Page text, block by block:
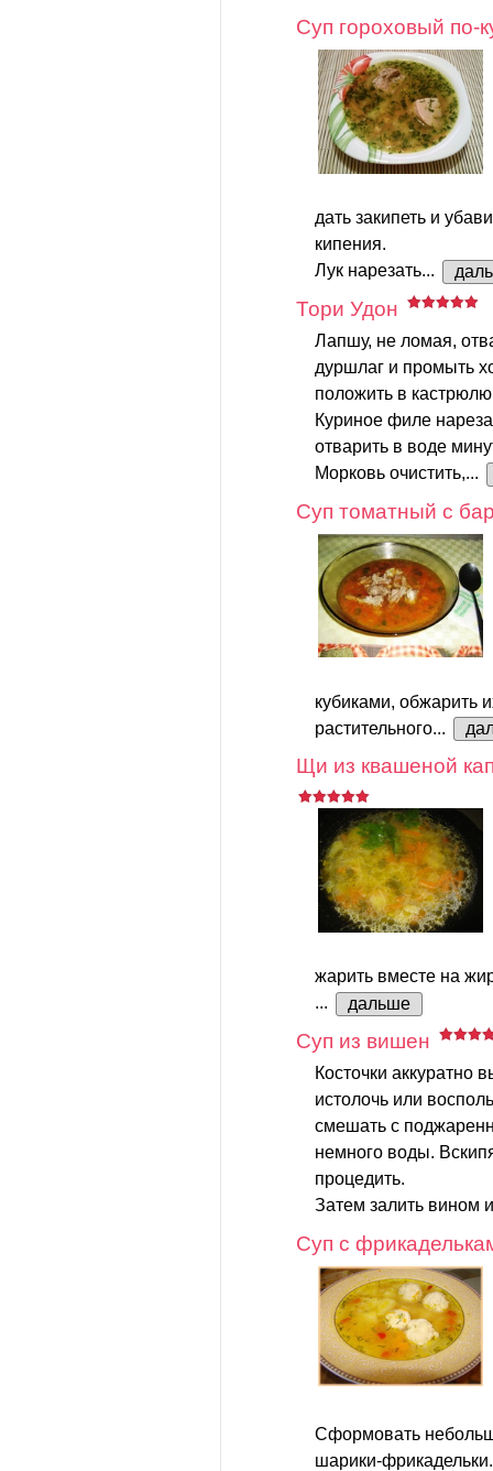
Суп гороховый по-
дать закипеть и
кипения.
Лук нарезать...
Тори Удон
Лапшу, не ломая,
дуршлаг и промыть
положить в
Куриное филе
отварить в воде
Морковь очистить,...
Суп томатный с
кубиками, обжарить
растительного...
Щи из квашеной
жарить вместе на
...
дальше
Суп из вишен
Косточки аккуратно
истолочь или
смешать с
немного воды.
процедить.
Затем залить вином
Суп с
Сформовать
шарики-фрикадельки.